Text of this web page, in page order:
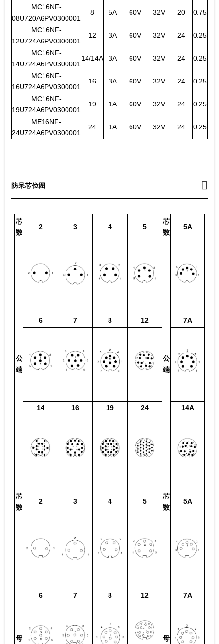
MC16NF-
08U720A6PV0300001
8 5A 60V 32V 20 0.75
MC16NF-
12U724A6PV0300001
12 3A 60V 32V 24 0.25
MC16NF-
14U724A6PV0300001
14/14A 3A 60V 32V 24 0.25
MC16NF-
16U724A6PV0300001
16 3A 60V 32V 24 0.25
MC16NF-
19U724A6PV0300001
19 1A 60V 32V 24 0.25
ME16NF-
24U724A6PV0300001
24 1A 60V 32V 24 0.25
防呆芯位图
芯
数
2 3 4 5
芯
数
5A
公
端
公
端
6 7 8 12 7A
14 16 19 24 14A
芯
数
2 3 4 5
芯
数
5A
母
母
6 7 8 12 7A